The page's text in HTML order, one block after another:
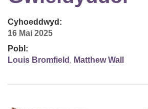
Cyhoeddwyd:
16 Mai 2025
Pobl:
Louis Bromfield , Matthew Wall